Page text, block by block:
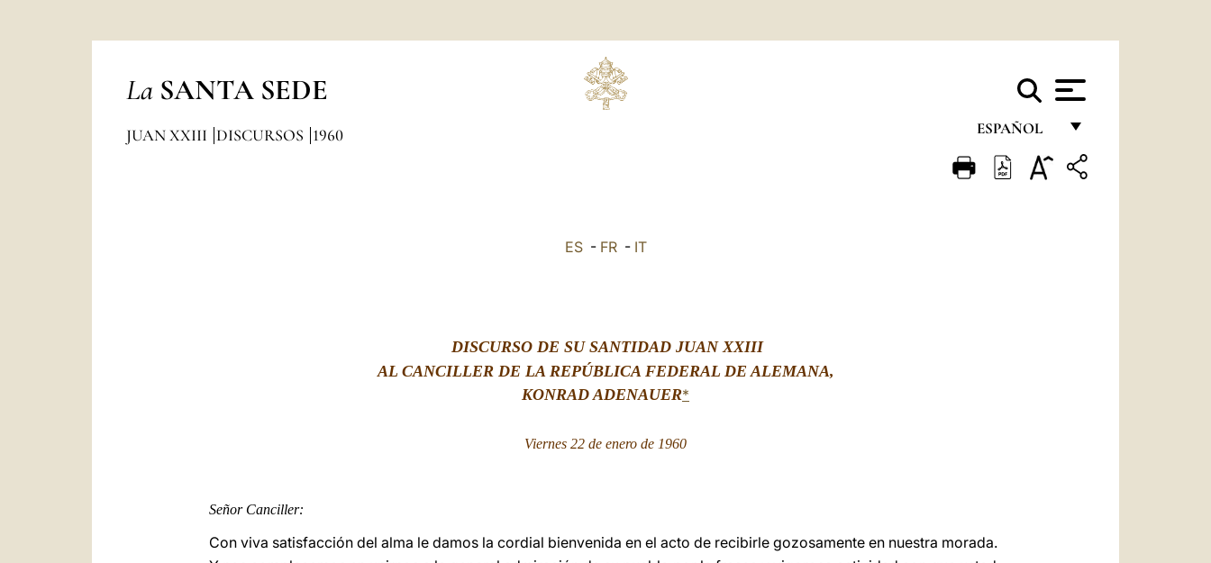
La SANTA SEDE
ESPAÑOL
FRANÇAIS
JUAN XXIII DISCURSOS 1960
ES- FR- IT
DISCURSO DE SU SANTIDAD JUAN XXIII
AL CANCILLER DE LA REPÚBLICA FEDERAL DE ALEMANA,
KONRAD ADENAUER*
Viernes 22 de enero de 1960
SeñorCanciller:
Con viva satisfacción del alma le damos la cordial bienvenida en el acto de recibirle gozosamente en nuestra morada.